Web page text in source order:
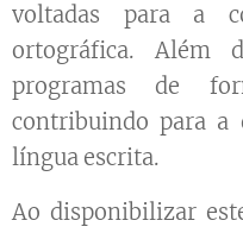
voltadas para a
ortográfica. Além
programas de
contribuindo para a
língua escrita.
Ao disponibilizar